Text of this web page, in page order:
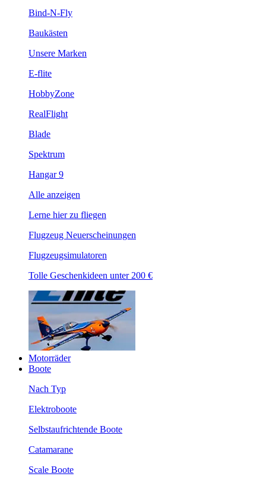
Bind-N-Fly
Baukästen
Unsere Marken
E-flite
HobbyZone
RealFlight
Blade
Spektrum
Hangar 9
Alle anzeigen
Lerne hier zu fliegen
Flugzeug Neuerscheinungen
Flugzeugsimulatoren
Tolle Geschenkideen unter 200 €
Motorräder
Boote
Nach Typ
Elektroboote
Selbstaufrichtende Boote
Catamarane
Scale Boote